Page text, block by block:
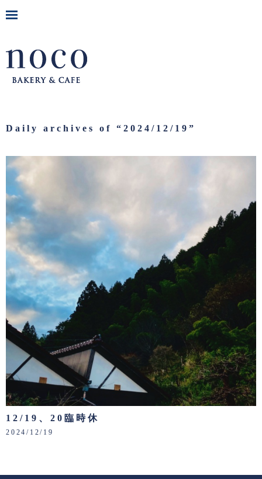
Daily archives of “ 2024/12/19 ”
12/19、20臨時休
2024/12/19